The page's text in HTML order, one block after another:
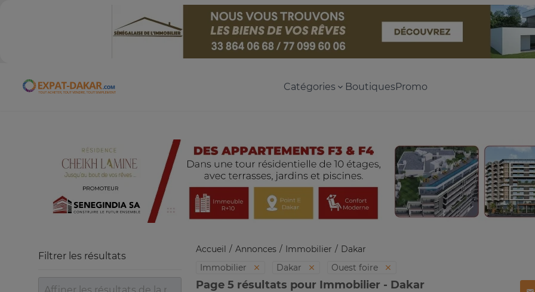
Expat-Dakar Catégories BoutiquesPromo
Accueil Annonces Immobilier
Dakar
Immobilier
Dakar Ouest foire
Page 5 résultats pour Immobilier - Dakar
Filtrer les résultats